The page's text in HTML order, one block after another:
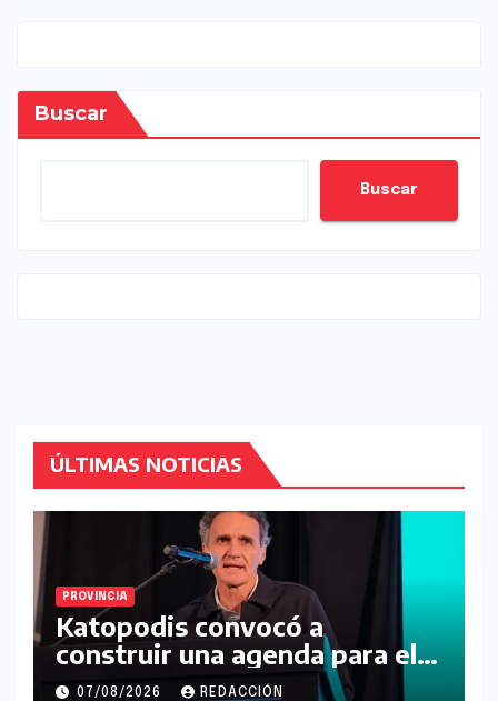
Buscar
Buscar
ÚLTIMAS NOTICIAS
PROVINCIA
Katopodis convocó a
construir una agenda para el
futuro de la Región Noroeste
07/08/2026 REDACCIÓN